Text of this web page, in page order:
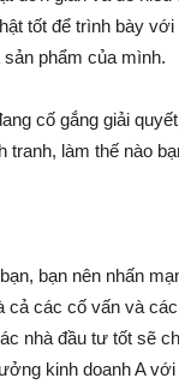
tốt để trình bày
phẩm của mình.
cố gắng giải
tranh, làm thế nào
bạn nên nhấn
các cố vấn và
nhà đầu tư tốt sẽ
kinh doanh A với